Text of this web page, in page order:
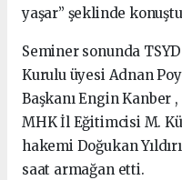
yaşar” şeklinde
Seminer sonunda
Kurulu üyesi Adnan
Başkanı Engin Kanber
MHK İl Eğitimcisi M.
hakemi Doğukan
saat armağan etti.